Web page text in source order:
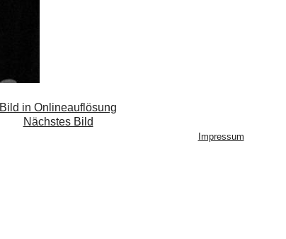
Bild in Onlineauflösung
Nächstes Bild
Impressum